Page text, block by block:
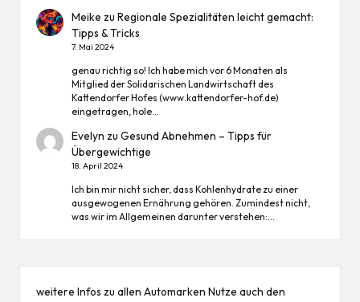
Meike zuRegionale Spezialitäten leicht gemacht:
Tipps & Tricks
7. Mai 2024
genau richtig so! Ich habe mich vor 6 Monaten als
Mitglied der Solidarischen Landwirtschaft des
Kattendorfer Hofes (www.kattendorfer-hof.de)
eingetragen, hole…
Evelyn zuGesund Abnehmen – Tipps für
Übergewichtige
18. April 2024
Ich bin mir nicht sicher, dass Kohlenhydrate zu einer
ausgewogenen Ernährung gehören. Zumindest nicht,
was wir im Allgemeinen darunter verstehen:…
weitere Infos zu allen Automarken Nutze auch den